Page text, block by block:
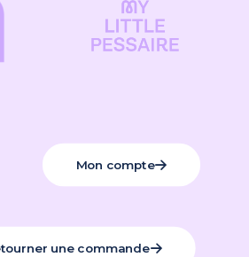
Mon compte
une commande